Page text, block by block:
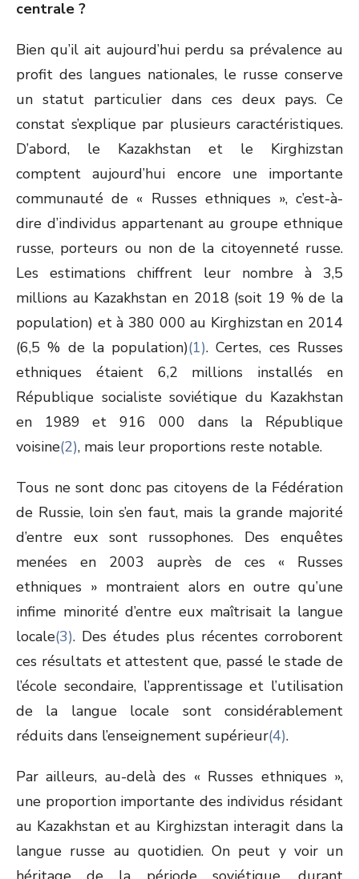
centrale ?
Bien qu’il ait aujourd’hui perdu sa prévalence au
profit des langues nationales, le russe conserve
un statut particulier dans ces deux pays. Ce
constat s’explique par plusieurs caractéristiques.
D’abord, le Kazakhstan et le Kirghizstan
comptent aujourd’hui encore une importante
communauté de « Russes ethniques », c’est-à-
dire d’individus appartenant au groupe ethnique
russe, porteurs ou non de la citoyenneté russe.
Les estimations chiffrent leur nombre à 3,5
millions au Kazakhstan en 2018 (soit 19 % de la
population) et à 380 000 au Kirghizstan en 2014
(6,5 % de la population)(1). Certes, ces Russes
ethniques étaient 6,2 millions installés en
République socialiste soviétique du Kazakhstan
en 1989 et 916 000 dans la République
voisine(2), mais leur proportions reste notable.
Tous ne sont donc pas citoyens de la Fédération
de Russie, loin s’en faut, mais la grande majorité
d’entre eux sont russophones. Des enquêtes
menées en 2003 auprès de ces « Russes
ethniques » montraient alors en outre qu’une
infime minorité d’entre eux maîtrisait la langue
locale(3). Des études plus récentes corroborent
ces résultats et attestent que, passé le stade de
l’école secondaire, l’apprentissage et l’utilisation
de la langue locale sont considérablement
réduits dans l’enseignement supérieur(4).
Par ailleurs, au-delà des « Russes ethniques »,
une proportion importante des individus résidant
au Kazakhstan et au Kirghizstan interagit dans la
langue russe au quotidien. On peut y voir un